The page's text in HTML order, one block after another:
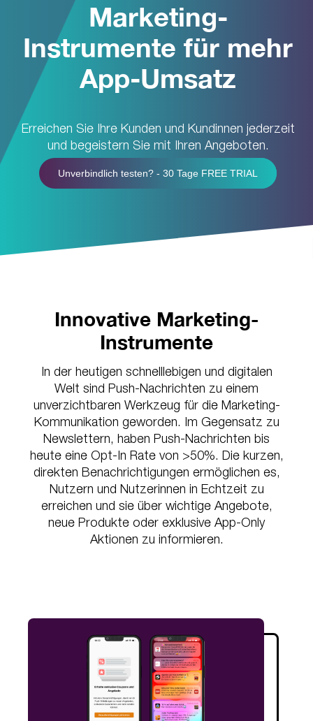
Marketing-
Instrumente für mehr
App-Umsatz
Erreichen Sie Ihre Kunden und Kundinnen jederzeit
und begeistern Sie mit Ihren Angeboten.
Unverbindlich testen? - 30 Tage FREE TRIAL
Innovative Marketing-
Instrumente
In der heutigen schnelllebigen und digitalen
Welt sind Push-Nachrichten zu einem
unverzichtbaren Werkzeug für die Marketing-
Kommunikation geworden. Im Gegensatz zu
Newslettern, haben Push-Nachrichten bis
heute eine Opt-In Rate von >50%. Die kurzen,
direkten Benachrichtigungen ermöglichen es,
Nutzern und Nutzerinnen in Echtzeit zu
erreichen und sie über wichtige Angebote,
neue Produkte oder exklusive App-Only
Aktionen zu informieren.